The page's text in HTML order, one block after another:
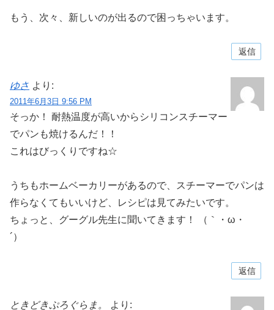
もう、次々、新しいのが出るので困っちゃいます。
返信
ゆさ より:
2011年6月3日 9:56 PM
そっか！ 耐熱温度が高いからシリコンスチーマー
でパンも焼けるんだ！！
これはびっくりですね☆
うちもホームベーカリーがあるので、スチーマーでパンは
作らなくてもいいけど、レシピは見てみたいです。
ちょっと、グーグル先生に聞いてきます！ （｀・ω・
´）ゝ
返信
ときどきぷろぐらま。 より: